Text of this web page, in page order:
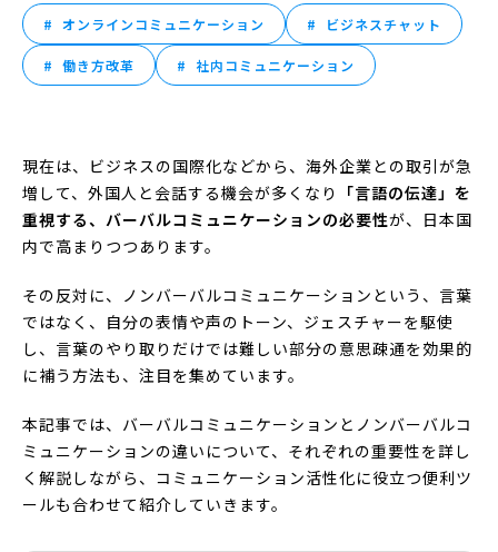
オンラインコミュニケーション ビジネスチャット
働き方改革 社内コミュニケーション
現在は、ビジネスの国際化などから、海外企業との取引が急
増して、外国人と会話する機会が多くなり
「言語の伝達」を
重視する、バーバルコミュニケーションの必要性が、日本国
内で高まりつつあります。
その反対に、ノンバーバルコミュニケーションという、言葉
ではなく、自分の表情や声のトーン、ジェスチャーを駆使
し、言葉のやり取りだけでは難しい部分の意思疎通を効果的
に補う方法も、注目を集めています。
本記事では、バーバルコミュニケーションとノンバーバルコ
ミュニケーションの違いについて、それぞれの重要性を詳し
く解説しながら、コミュニケーション活性化に役立つ便利ツ
ールも合わせて紹介していきます。